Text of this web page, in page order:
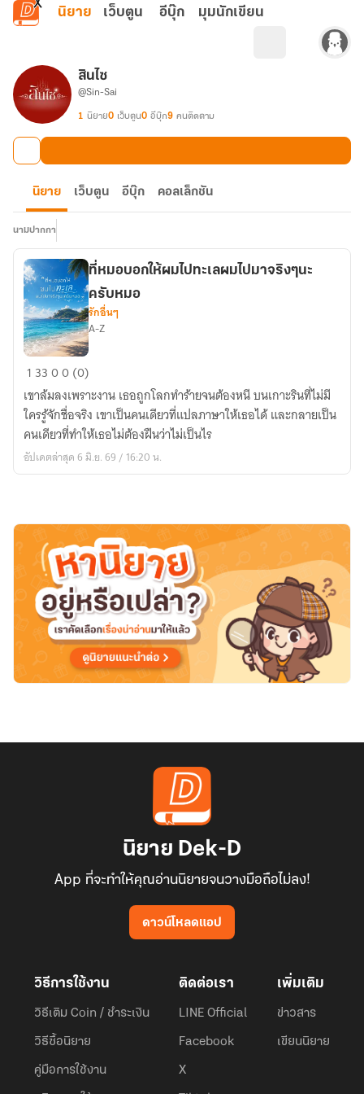
ข้ามไปยังเนื้อหาหลัก
นิยาย เว็บตูน อีบุ๊ก มุมนักเขียน
สินไซ
@Sin-Sai
1 นิยาย0 เว็บตูน0 อีบุ๊ก9 คนติดตาม
นิยาย เว็บตูน อีบุ๊ก คอลเล็กชัน
นามปากกา
ที่
หมอบ
อก
ให้
ผม
ไป
ไป
มา
จริงๆ
ครับ
หมอ
ที่หมอบอกให้ผมไปทะเลผมไปมาจริงๆนะ
ครับหมอ
รักอื่นๆ
A-Z
1 3300 (0)
เขาล้มลงเพราะงาน เธอถูกโลกทำร้ายจนต้องหนี บนเกาะรินที่ไม่มี
ใครรู้จักชื่อจริง เขาเป็นคนเดียวที่แปลภาษาให้เธอได้ และกลายเป็น
คนเดียวที่ทำให้เธอไม่ต้องฝืนว่าไม่เป็นไร
อัปเดตล่าสุด 6 มิ.ย. 69 / 16:20 น.
นิยาย Dek-D
App ที่จะทำให้คุณอ่านนิยายจนวางมือถือไม่ลง!
ดาวน์โหลดแอป
วิธีการใช้งาน
วิธีเติม Coin / ชำระเงิน
วิธีซื้อนิยาย
คู่มือการใช้งาน
ติดต่อเรา
LINE Official
Facebook
X
เพิ่มเติม
ข่าวสาร
เขียนนิยาย